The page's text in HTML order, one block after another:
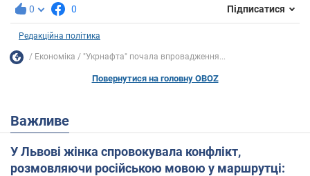
0 0 Підписатися
Редакційна політика
Економіка "Укрнафта" почала впровадження...
Повернутися на головну OBOZ
Важливе
У Львові жінка спровокувала конфлікт,
розмовляючи російською мовою у маршрутці: